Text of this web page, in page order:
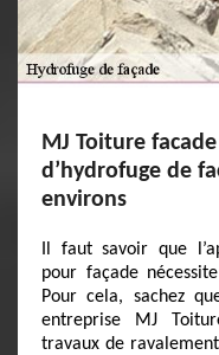
MJ Toiture
d’hydrofuge de
environs
Il faut savoir que
pour façade
Pour cela, sachez
entreprise MJ
travaux de